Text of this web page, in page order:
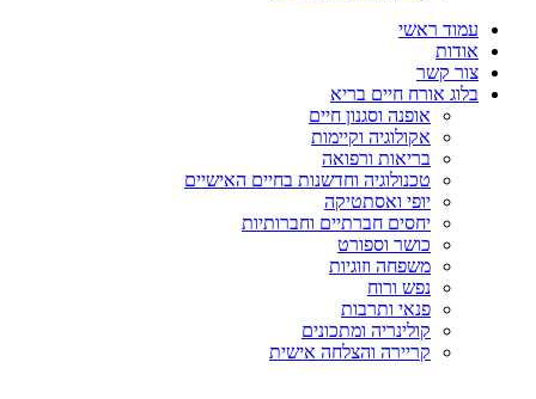
עמוד ראשי
אודות
צור קשר
בלוג אורח חיים בריא
אופנה וסגנון חיים
אקולוגיה וקיימות
בריאות ורפואה
טכנולוגיה וחדשנות בחיים האישיים
יופי ואסתטיקה
יחסים חברתיים וחברותיות
כושר וספורט
משפחה וזוגיות
נפש ורוח
פנאי ותרבות
קולינריה ומתכונים
קריירה והצלחה אישית